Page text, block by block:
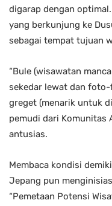
digarap dengan
yang berkunjung ke
sebagai tempat tujuan
“Bule (wisawatan
sekedar lewat dan
greget (menarik untuk
pemudi dari Komunitas
antusias.
Membaca kondisi
Jepang pun
“Pemetaan Potensi